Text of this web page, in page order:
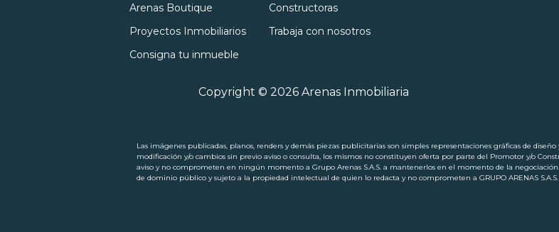
Arenas Boutique
Proyectos Inmobiliarios
Consigna tu inmueble
Constructoras
Trabaja con nosotros
Copyright © 2026 Arenas Inmobiliaria
Las imágenes publicadas, planos, renders y demás piezas publicitarias son simples representaciones gráficas de
modificación y/o cambios sin previo aviso o consulta, los mismos no constituyen oferta por parte del Promotor y/o
aviso y no comprometen en ningún momento a Grupo Arenas S.A.S. a mantenerlos en el momento de la
de dominio público y sujeto a la propiedad intelectual de quien lo redacta y no comprometen a GRUPO ARENAS